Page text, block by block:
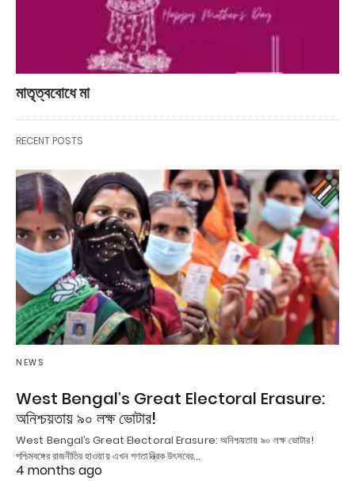
মাতৃত্ববোধে মা
RECENT POSTS
NEWS
West Bengal’s Great Electoral Erasure:
অনিশ্চয়তায় ৯০ লক্ষ ভোটার!
West Bengal’s Great Electoral Erasure: অনিশ্চয়তায় ৯০ লক্ষ ভোটার!
পশ্চিমবঙ্গের রাজনীতির হাওয়ায় এখন গণতান্ত্রিক উৎসবের…
4 months ago